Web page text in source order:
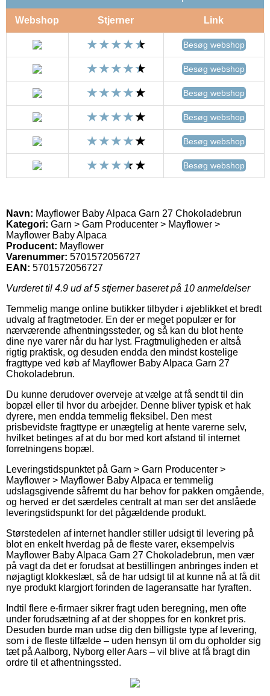
Webshop Stjerner Link
Besøg webshop
Besøg webshop
Besøg webshop
Besøg webshop
Besøg webshop
Besøg webshop
Navn: Mayflower Baby Alpaca Garn 27 Chokoladebrun
Kategori: Garn > Garn Producenter > Mayflower >
Mayflower Baby Alpaca
Producent: Mayflower
Varenummer: 5701572056727
EAN: 5701572056727
Vurderet til 4.9 ud af 5 stjerner baseret på 10 anmeldelser
Temmelig mange online butikker tilbyder i øjeblikket et bredt
udvalg af fragtmetoder. En der er meget populær er for
nærværende afhentningssteder, og så kan du blot hente
dine nye varer når du har lyst. Fragtmuligheden er altså
rigtig praktisk, og desuden endda den mindst kostelige
fragttype ved køb af Mayflower Baby Alpaca Garn 27
Chokoladebrun.
Du kunne derudover overveje at vælge at få sendt til din
bopæl eller til hvor du arbejder. Denne bliver typisk et hak
dyrere, men endda temmelig fleksibel. Den mest
prisbevidste fragttype er unægtelig at hente varerne selv,
hvilket betinges af at du bor med kort afstand til internet
forretningens bopæl.
Leveringstidspunktet på Garn > Garn Producenter >
Mayflower > Mayflower Baby Alpaca er temmelig
udslagsgivende såfremt du har behov for pakken omgående,
og herved er det særdeles centralt at man ser det anslåede
leveringstidspunkt for det pågældende produkt.
Størstedelen af internet handler stiller udsigt til levering på
blot en enkelt hverdag på de fleste varer, eksempelvis
Mayflower Baby Alpaca Garn 27 Chokoladebrun, men vær
på vagt da det er forudsat at bestillingen anbringes inden et
nøjagtigt klokkeslæt, så de har udsigt til at kunne nå at få dit
nye produkt klargjort forinden de lageransatte har fyraften.
Indtil flere e-firmaer sikrer fragt uden beregning, men ofte
under forudsætning af at der shoppes for en konkret pris.
Desuden burde man udse dig den billigste type af levering,
som i de fleste tilfælde – uden hensyn til om du opholder sig
tæt på Aalborg, Nyborg eller Aars – vil blive at få bragt din
ordre til et afhentningssted.